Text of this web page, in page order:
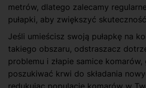
metrów, dlatego zalecamy
pułapki, aby zwiększyć
Jeśli umieścisz swoją pułapkę na
takiego obszaru, odstraszacz
problemu i złapie samice
poszukiwać krwi do składania